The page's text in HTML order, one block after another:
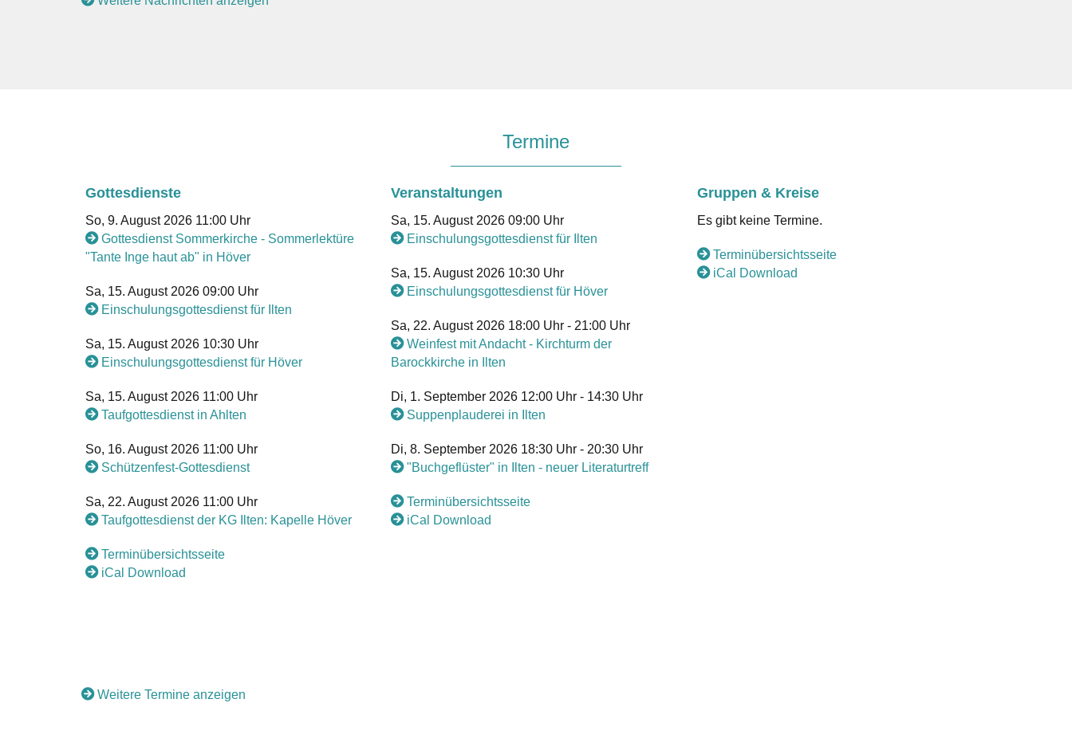
Termine
Gottesdienste
So, 9. August 2026 11:00 Uhr
Gottesdienst Sommerkirche - Sommerlektüre
"Tante Inge haut ab" in Höver
Sa, 15. August 2026 09:00 Uhr
Einschulungsgottesdienst für Ilten
Sa, 15. August 2026 10:30 Uhr
Einschulungsgottesdienst für Höver
Sa, 15. August 2026 11:00 Uhr
Taufgottesdienst in Ahlten
So, 16. August 2026 11:00 Uhr
Schützenfest-Gottesdienst
Sa, 22. August 2026 11:00 Uhr
Taufgottesdienst der KG Ilten: Kapelle Höver
Terminübersichtsseite
iCal Download
Veranstaltungen
Sa, 15. August 2026 09:00 Uhr
Einschulungsgottesdienst für Ilten
Sa, 15. August 2026 10:30 Uhr
Einschulungsgottesdienst für Höver
Sa, 22. August 2026 18:00 Uhr - 21:00 Uhr
Weinfest mit Andacht - Kirchturm der
Barockkirche in Ilten
Di, 1. September 2026 12:00 Uhr - 14:30 Uhr
Suppenplauderei in Ilten
Di, 8. September 2026 18:30 Uhr - 20:30 Uhr
"Buchgeflüster" in Ilten - neuer Literaturtreff
Terminübersichtsseite
iCal Download
Gruppen & Kreise
Es gibt keine Termine.
Terminübersichtsseite
iCal Download
Weitere Termine anzeigen